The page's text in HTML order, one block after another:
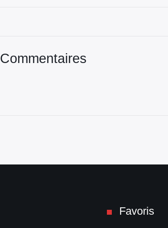
Commentaires
Favoris